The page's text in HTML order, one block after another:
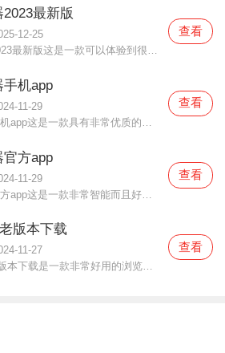
最新版
12-25
UC浏览器2023最新版这是一款可以体验到很好的内容，可以感受到很多的优质的内容的手机软件，在这不仅可以体验到很丰富的内容还可以搜索到各种你想要的资源，这里的内容都给你最好最优质的感受，而且还可以感受到很多优质的软件内容以及各种资讯，在这你不仅可以找到各种各样
查看
手机app
11-29
查看
官方app
11-29
UC浏览器官方app这是一款非常智能而且好用的手机软件，可以给你带来最好的感受，在这不仅可以给你带来最好的搜索功能，还可以为你带来很多下载资源。软件的文件管理能力很强，不仅可以极速的进行各种优质的资源互动，还可以为你带来很好，很便捷的内容欣赏，这里的优质内容都
查看
版本下载
11-27
uc浏览器老版本下载是一款非常好用的浏览器软件。在这款uc浏览器老版本下载中用户们都可以轻松的使用，这里面所提供的功能都是超级方便的，同时还为用户们设置了全新的阅读功能，各种书籍、新闻、视频等等都有提供，用户们在闲暇时间随时都可以来体验的哦。喜欢的朋友们都可
查看